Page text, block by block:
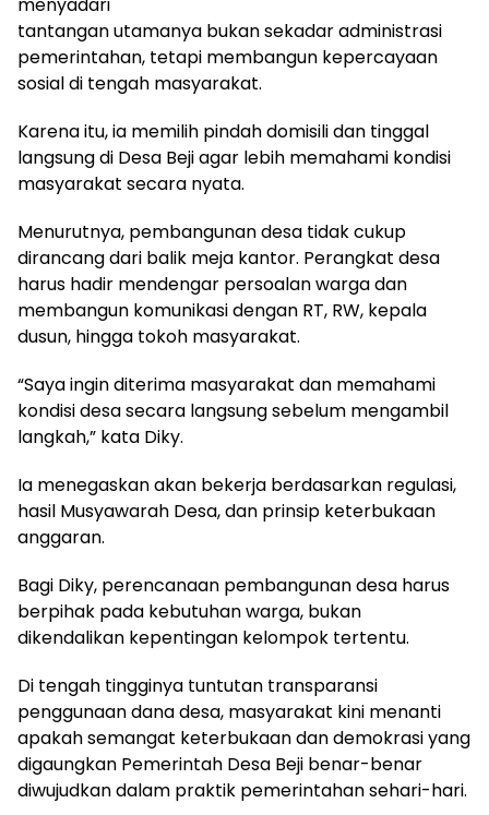
tantangan utamanya bukan sekadar administrasi
pemerintahan, tetapi membangun kepercayaan
sosial di tengah masyarakat.
Karena itu, ia memilih pindah domisili dan tinggal
langsung di Desa Beji agar lebih memahami kondisi
masyarakat secara nyata.
Menurutnya, pembangunan desa tidak cukup
dirancang dari balik meja kantor. Perangkat desa
harus hadir mendengar persoalan warga dan
membangun komunikasi dengan RT, RW, kepala
dusun, hingga tokoh masyarakat.
“Saya ingin diterima masyarakat dan memahami
kondisi desa secara langsung sebelum mengambil
langkah,” kata Diky.
Ia menegaskan akan bekerja berdasarkan regulasi,
hasil Musyawarah Desa, dan prinsip keterbukaan
anggaran.
Bagi Diky, perencanaan pembangunan desa harus
berpihak pada kebutuhan warga, bukan
dikendalikan kepentingan kelompok tertentu.
Di tengah tingginya tuntutan transparansi
penggunaan dana desa, masyarakat kini menanti
apakah semangat keterbukaan dan demokrasi yang
digaungkan Pemerintah Desa Beji benar-benar
diwujudkan dalam praktik pemerintahan sehari-hari.